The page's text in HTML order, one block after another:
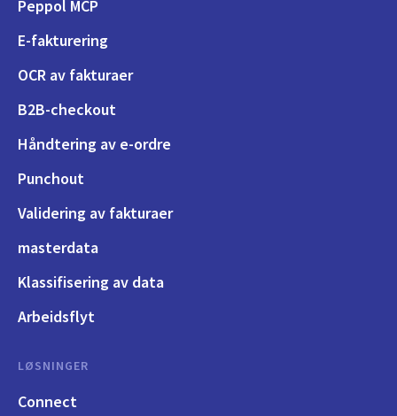
Peppol MCP
E-fakturering
OCR av fakturaer
B2B-checkout
Håndtering av e-ordre
Punchout
Validering av fakturaer
masterdata
Klassifisering av data
Arbeidsflyt
LØSNINGER
Connect